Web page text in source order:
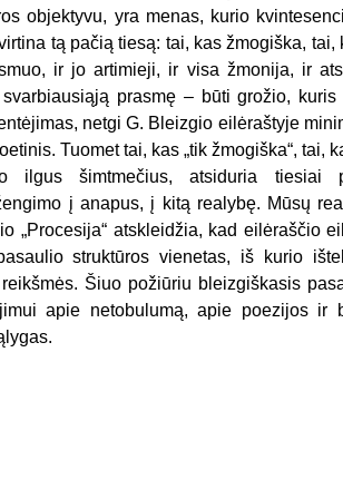
objektyvu, yra menas, kurio
tą pačią tiesą: tai, kas žmogiška,
ir jo artimieji, ir visa žmonija, ir
prasmę – būti grožio,
netgi G. Bleizgio eilėraštyje
Tuomet tai, kas „tik žmogiška“, tai,
ilgus šimtmečius, atsiduria
į anapus, į kitą realybę. Mūsų
„Procesija“ atskleidžia, kad eilėraščio
struktūros vienetas, iš kurio
Šiuo požiūriu bleizgiškasis
apie netobulumą, apie poezijos